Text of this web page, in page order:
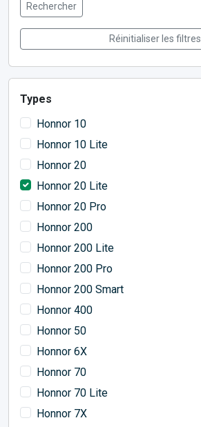
Rechercher
Réinitialiser les filtres
Types
Honnor 10
Honnor 10 Lite
Honnor 20
Honnor 20 Lite
Honnor 20 Pro
Honnor 200
Honnor 200 Lite
Honnor 200 Pro
Honnor 200 Smart
Honnor 400
Honnor 50
Honnor 6X
Honnor 70
Honnor 70 Lite
Honnor 7X